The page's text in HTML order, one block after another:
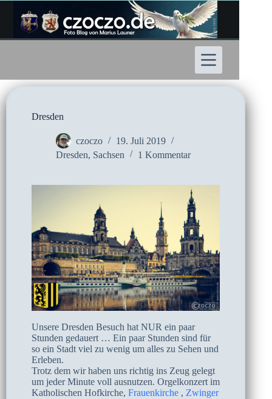
Inhalt
springen
Dresden
czoczo
19. Juli 2019
Dresden, Sachsen 1 Kommentar
Unsere Dresden Besuch hat NUR ein paar
Stunden gedauert … Ein paar Stunden sind für
so ein Stadt viel zu wenig um alles zu Sehen und
Erleben.
Trotz dem wir haben uns richtig ins Zeug gelegt
um jeder Minute voll ausnutzen. Orgelkonzert im
Katholischen Hofkirche, Frauenkirche , Zwinger